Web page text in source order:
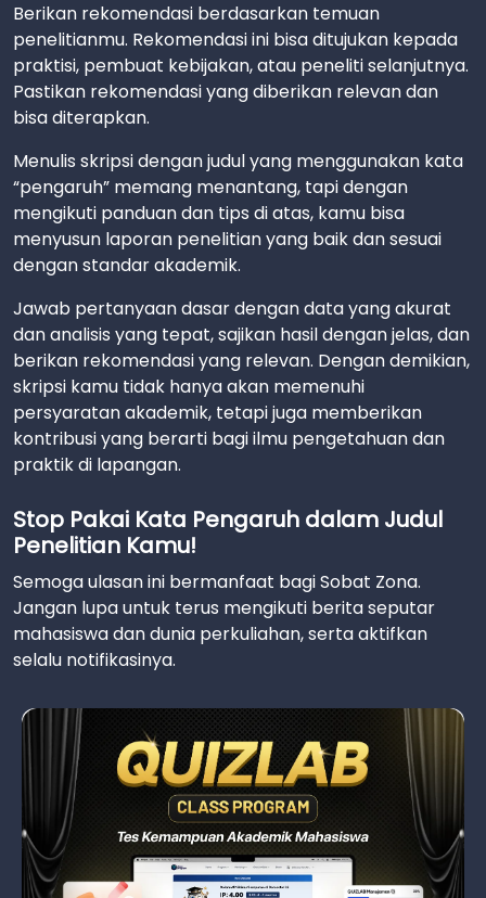
Berikan rekomendasi berdasarkan temuan
penelitianmu. Rekomendasi ini bisa ditujukan kepada
praktisi, pembuat kebijakan, atau peneliti selanjutnya.
Pastikan rekomendasi yang diberikan relevan dan
bisa diterapkan.
Menulis skripsi dengan judul yang menggunakan kata
“pengaruh” memang menantang, tapi dengan
mengikuti panduan dan tips di atas, kamu bisa
menyusun laporan penelitian yang baik dan sesuai
dengan standar akademik.
Jawab pertanyaan dasar dengan data yang akurat
dan analisis yang tepat, sajikan hasil dengan jelas, dan
berikan rekomendasi yang relevan. Dengan demikian,
skripsi kamu tidak hanya akan memenuhi
persyaratan akademik, tetapi juga memberikan
kontribusi yang berarti bagi ilmu pengetahuan dan
praktik di lapangan.
Stop Pakai Kata Pengaruh dalam Judul
Penelitian Kamu!
Semoga ulasan ini bermanfaat bagi Sobat Zona.
Jangan lupa untuk terus mengikuti berita seputar
mahasiswa dan dunia perkuliahan, serta aktifkan
selalu notifikasinya.